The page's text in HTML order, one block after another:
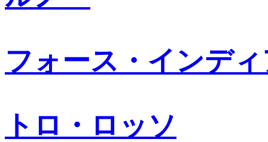
フォース・インデ
トロ・ロッソ